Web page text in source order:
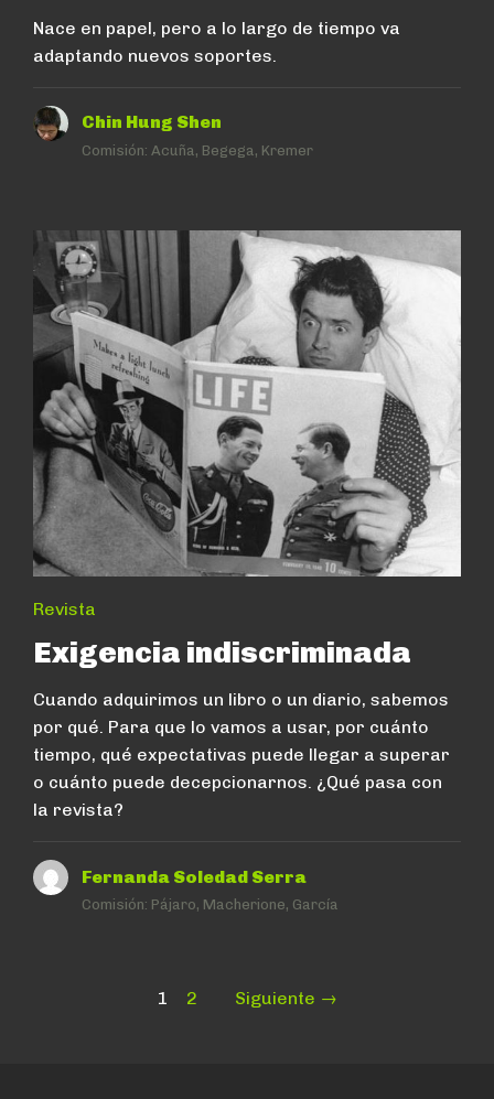
Nace en papel, pero a lo largo de tiempo va
adaptando nuevos soportes.
Chin Hung Shen
Comisión: Acuña, Begega, Kremer
Revista
Exigencia indiscriminada
Cuando adquirimos un libro o un diario, sabemos
por qué. Para que lo vamos a usar, por cuánto
tiempo, qué expectativas puede llegar a superar
o cuánto puede decepcionarnos. ¿Qué pasa con
la revista?
Fernanda Soledad Serra
Comisión: Pájaro, Macherione, García
Paginación
Page
1 Page
2 Siguiente →